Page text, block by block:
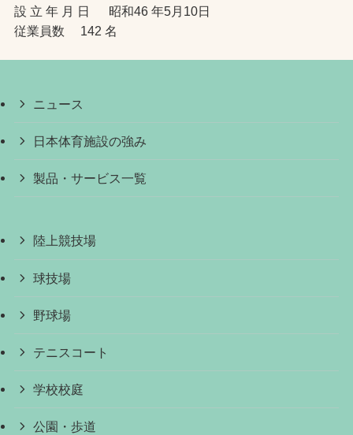
設 立 年 月 日 昭和46 年5月10日
従業員数 142 名
ニュース
日本体育施設の強み
製品・サービス一覧
陸上競技場
球技場
野球場
テニスコート
学校校庭
公園・歩道